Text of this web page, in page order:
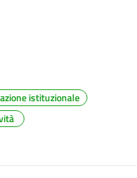
istituzionale